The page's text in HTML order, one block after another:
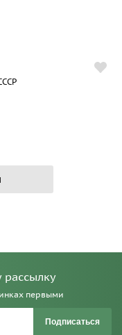
первыми
Подписаться